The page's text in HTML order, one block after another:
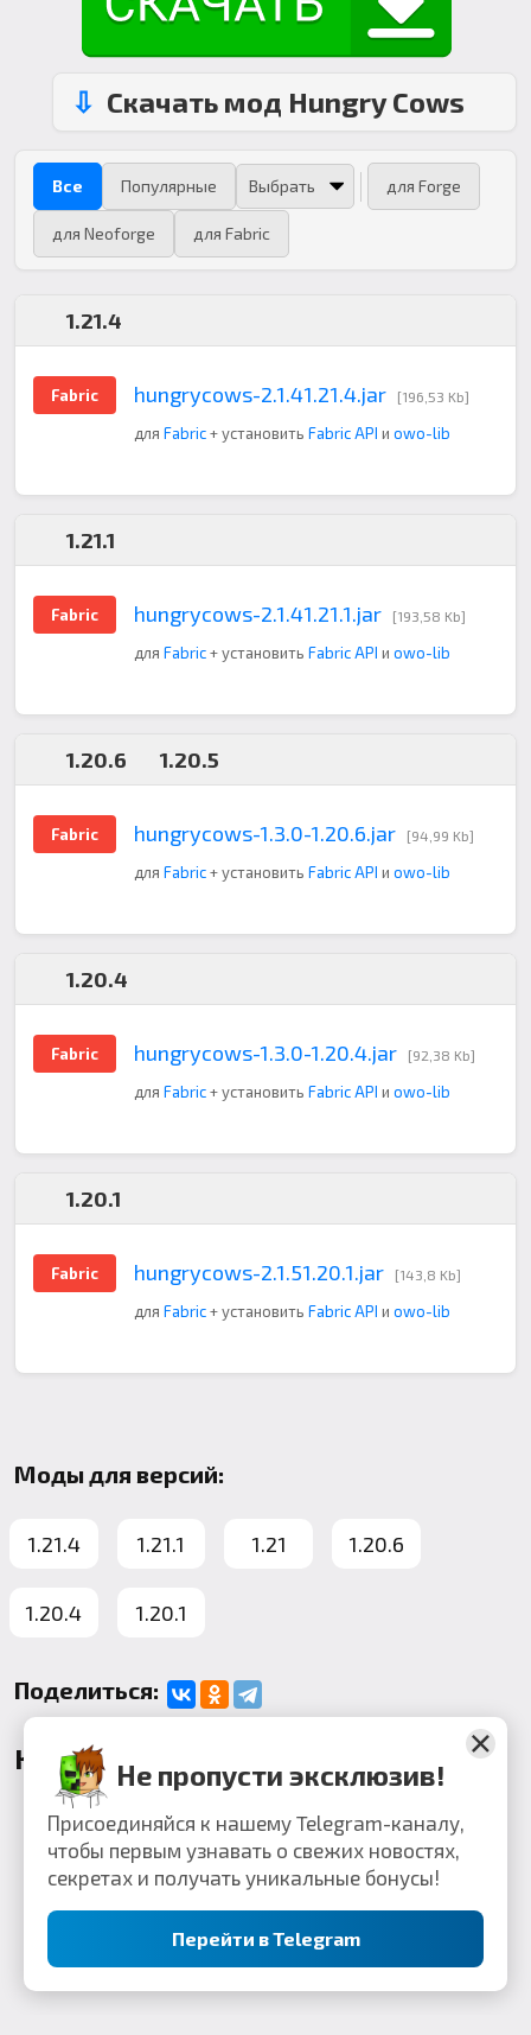
Скачать мод Hungry Cows
Все Популярные для Forge
для Neoforge для Fabric
1.21.4
Fabric hungrycows-2.1.41.21.4.jar [196,53 Kb]
для Fabric+ установить Fabric API и owo-lib
1.21.1
Fabric hungrycows-2.1.41.21.1.jar [193,58 Kb]
для Fabric+ установить Fabric API и owo-lib
1.20.6 1.20.5
Fabric hungrycows-1.3.0-1.20.6.jar [94,99 Kb]
для Fabric+ установить Fabric API и owo-lib
1.20.4
Fabric hungrycows-1.3.0-1.20.4.jar [92,38 Kb]
для Fabric+ установить Fabric API и owo-lib
1.20.1
Fabric hungrycows-2.1.51.20.1.jar [143,8 Kb]
для Fabric+ установить Fabric API и owo-lib
Моды для версий:
1.21.4 1.21.1 1.21 1.20.6
1.20.4 1.20.1
Поделиться:
КомментарииНе пропусти эксклюзив!
Присоединяйся к нашему Telegram-каналу,
чтобы первым узнавать о свежих новостях,
секретах и получать уникальные бонусы!
Перейти в Telegram